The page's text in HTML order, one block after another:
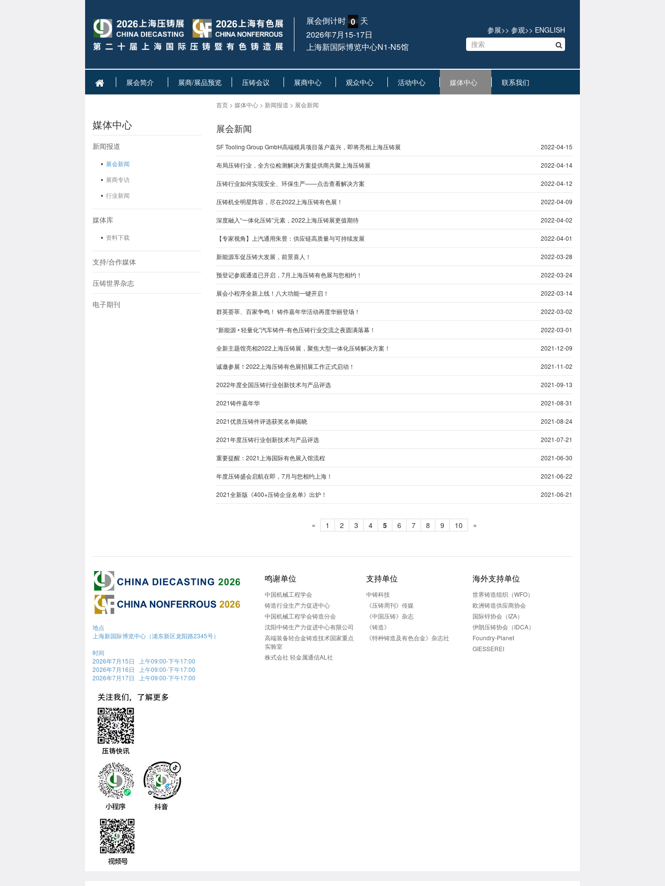
展会倒计时 0 天
2026年7月15-17日
上海新国际博览中心N1-N5馆
参展>> 参观>> ENGLISH
展会简介 展商/展品预览 压铸会议 展商中心 观众中心 活动中心 媒体中心 联系我们
媒体中心
新闻报道
展会新闻
展商专访
行业新闻
媒体库
资料下载
支持/合作媒体
压铸世界杂志
电子期刊
首页 > 媒体中心 > 新闻报道 > 展会新闻
展会新闻
2022-04-15
SF Tooling Group GmbH高端模具项目落户嘉兴，即将亮相上海压铸展
2022-04-14
布局压铸行业，全方位检测解决方案提供商共聚上海压铸展
2022-04-12
压铸行业如何实现安全、环保生产——点击查看解决方案
2022-04-09
压铸机全明星阵容，尽在2022上海压铸有色展！
2022-04-02
深度融入“一体化压铸”元素，2022上海压铸展更值期待
2022-04-01
【专家视角】上汽通用朱昱：供应链高质量与可持续发展
2022-03-28
新能源车促压铸大发展，前景喜人！
2022-03-24
预登记参观通道已开启，7月上海压铸有色展与您相约！
2022-03-14
展会小程序全新上线！八大功能一键开启！
2022-03-02
群英荟萃、百家争鸣！ 铸件嘉年华活动再度华丽登场！
2022-03-01
“新能源 • 轻量化”汽车铸件-有色压铸行业交流之夜圆满落幕！
2021-12-09
全新主题馆亮相2022上海压铸展，聚焦大型一体化压铸解决方案！
2021-11-02
诚邀参展！2022上海压铸有色展招展工作正式启动！
2021-09-13
2022年度全国压铸行业创新技术与产品评选
2021-08-31
2021铸件嘉年华
2021-08-24
2021优质压铸件评选获奖名单揭晓
2021-07-21
2021年度压铸行业创新技术与产品评选
2021-06-30
重要提醒：2021上海国际有色展入馆流程
2021-06-22
年度压铸盛会启航在即，7月与您相约上海！
2021-06-21
2021全新版《400+压铸企业名单》出炉！
« 1 2 3 4 5 6 7 8 9 10 »
地点
上海新国际博览中心（浦东新区龙阳路2345号）
时间
2026年7月15日 上午09:00-下午17:00
2026年7月16日 上午09:00-下午17:00
2026年7月17日 上午09:00-下午17:00
鸣谢单位
中国机械工程学会
铸造行业生产力促进中心
中国机械工程学会铸造分会
沈阳中铸生产力促进中心有限公司
高端装备轻合金铸造技术国家重点
实验室
株式会社 轻金属通信AL社
支持单位
中铸科技
《压铸周刊》传媒
《中国压铸》杂志
《铸造》
《特种铸造及有色合金》杂志社
海外支持单位
世界铸造组织（WFO）
欧洲铸造供应商协会
国际锌协会（IZA）
伊朗压铸协会（IDCA）
Foundry-Planet
GIESSEREI